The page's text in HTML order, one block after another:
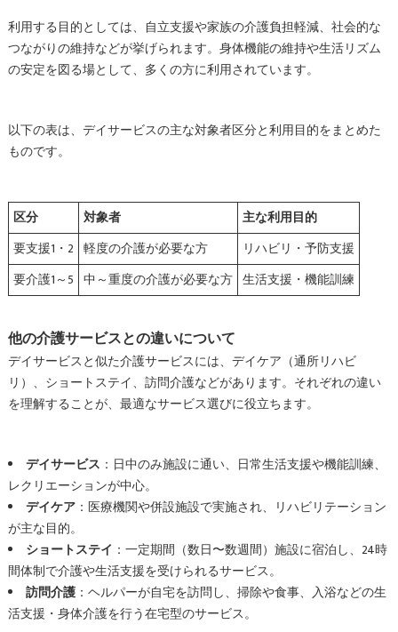
利用する目的としては、自立支援や家族の介護負担軽減、社会的な
つながりの維持などが挙げられます。身体機能の維持や生活リズム
の安定を図る場として、多くの方に利用されています。
以下の表は、デイサービスの主な対象者区分と利用目的をまとめた
ものです。
区分 対象者
主な利用目的
要支援1・2 軽度の介護が必要な方
リハビリ・予防支援
要介護1～5 中～重度の介護が必要な方 生活支援・機能訓練
他の介護サービスとの違いについて
デイサービスと似た介護サービスには、デイケア（通所リハビ
リ）、ショートステイ、訪問介護などがあります。それぞれの違い
を理解することが、最適なサービス選びに役立ちます。
デイサービス ：日中のみ施設に通い、日常生活支援や機能訓練、
レクリエーションが中心。
デイケア：医療機関や併設施設で実施され、リハビリテーション
が主な目的。
ショートステイ ：一定期間（数日〜数週間）施設に宿泊し、24時
間体制で介護や生活支援を受けられるサービス。
訪問介護：ヘルパーが自宅を訪問し、掃除や食事、入浴などの生
活支援・身体介護を行う在宅型のサービス。